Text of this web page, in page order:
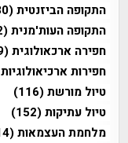
התקופה הביזנטית(130)
התקופה העות'מנית(62)
חפירה ארכאולוגית(169)
חפירות ארכיאולוגיות
טיול מורשת(116)
טיול עתיקות(152)
מלחמת העצמאות(114)